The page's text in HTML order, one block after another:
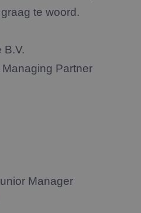
te woord.
B.V.
Managing Partner
Manager